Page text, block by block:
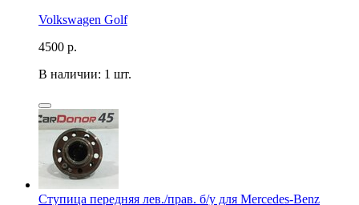
Volkswagen Golf
4500 р.
В наличии: 1 шт.
Ступица передняя лев./прав. б/у для Mercedes-Benz